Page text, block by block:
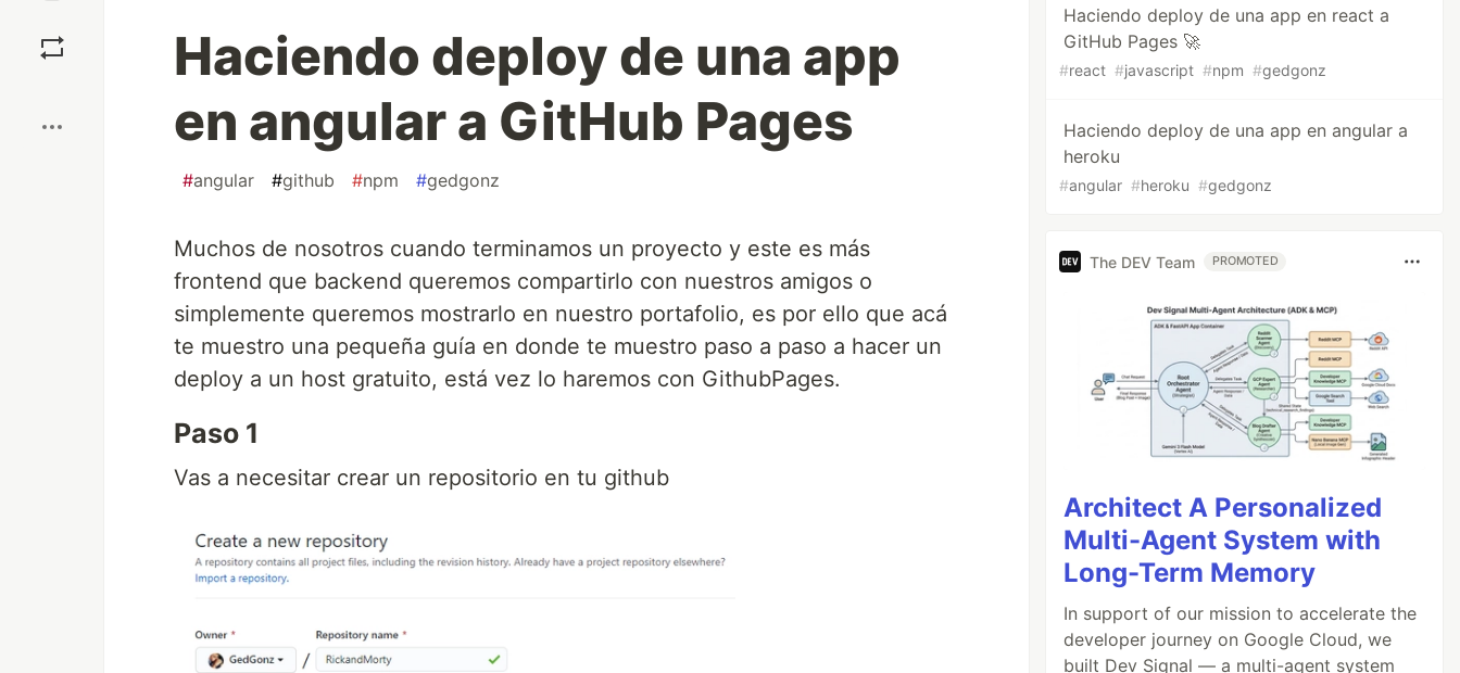
Haciendo deploy de una app
en angular a GitHub Pages
#angular #github #npm #gedgonz
Muchos de nosotros cuando terminamos un proyecto y este es más
frontend que backend queremos compartirlo con nuestros amigos o
simplemente queremos mostrarlo en nuestro portafolio, es por ello que acá
te muestro una pequeña guía en donde te muestro paso a paso a hacer un
deploy a un host gratuito, está vez lo haremos con GithubPages.
Paso 1
Vas a necesitar crear un repositorio en tu github
Haciendo deploy de una app en react a
GitHub Pages 🚀
#react #javascript #npm #gedgonz
Haciendo deploy de una app en angular a
heroku
#angular #heroku #gedgonz
The DEV Team PROMOTED
Architect A Personalized
Multi-Agent System with
Long-Term Memory
In support of our mission to accelerate the
developer journey on Google Cloud, we
built Dev Signal — a multi-agent system